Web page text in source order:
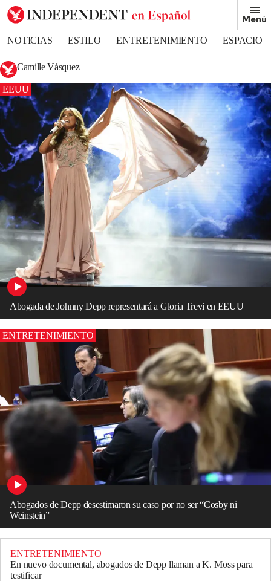
Menú
NOTICIAS ESTILO ENTRETENIMIENTO
ESPACIO
DEPORTES
Camille Vásquez
EEUU
Abogada de Johnny Depp representará a Gloria Trevi en EEUU
ENTRETENIMIENTO
Abogados de Depp desestimaron su caso por no ser “Cosby ni
Weinstein”
ENTRETENIMIENTO
En nuevo documental, abogados de Depp llaman a K. Moss para
testificar